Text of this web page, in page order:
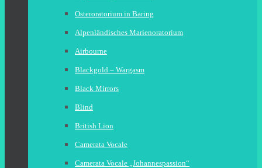
Osteroratorium in Baring
Alpenländisches Marienoratorium
Airbourne
Blackgold – Wargasm
Black Mirrors
Blind
British Lion
Camerata Vocale
Camerata Vocale „Johannespassion“